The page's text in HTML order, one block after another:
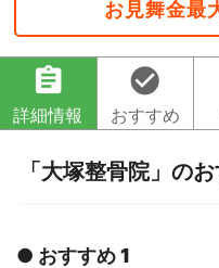
お見舞金最
assignment
詳細情報
check_circle
おすすめ
「大塚整骨院」の
● おすすめ 1